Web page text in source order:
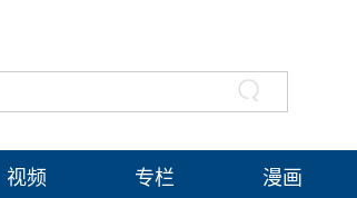
视频 专栏 漫画